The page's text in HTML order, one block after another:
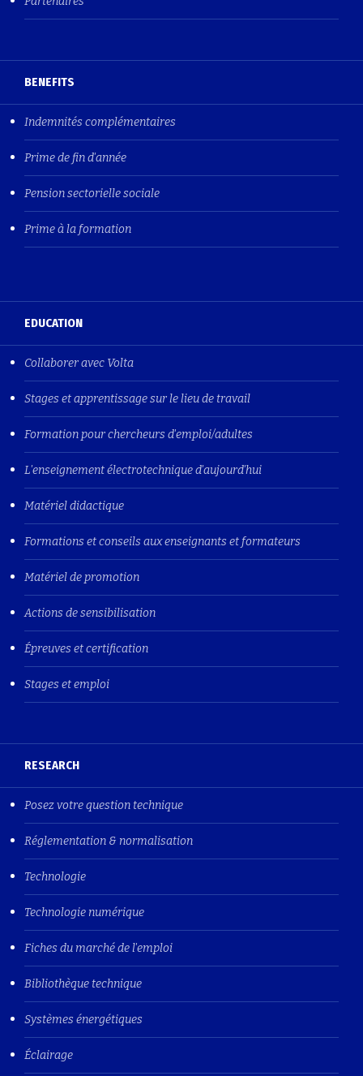
BENEFITS
Indemnités complémentaires
Prime de fin d'année
Pension sectorielle sociale
Prime à la formation
EDUCATION
Collaborer avec Volta
Stages et apprentissage sur le lieu de travail
Formation pour chercheurs d'emploi/adultes
L'enseignement électrotechnique d'aujourd'hui
Matériel didactique
Formations et conseils aux enseignants et formateurs
Matériel de promotion
Actions de sensibilisation
Épreuves et certification
Stages et emploi
RESEARCH
Posez votre question technique
Réglementation & normalisation
Technologie
Technologie numérique
Fiches du marché de l'emploi
Bibliothèque technique
Systèmes énergétiques
Éclairage